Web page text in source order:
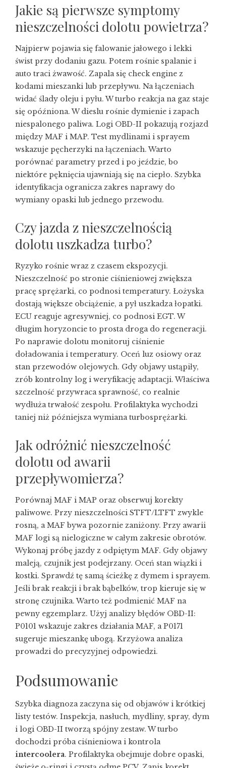
Jakie są pierwsze symptomy
nieszczelności dolotu powietrza?
Najpierw pojawia się falowanie jałowego i lekki
świst przy dodaniu gazu. Potem rośnie spalanie i
auto traci żwawość. Zapala się check engine z
kodami mieszanki lub przepływu. Na łączeniach
widać ślady oleju i pyłu. W turbo reakcja na gaz staje
się opóźniona. W dieslu rośnie dymienie i zapach
niespalonego paliwa. Logi OBD-II pokazują rozjazd
między MAF i MAP. Test mydlinami i sprayem
wskazuje pęcherzyki na łączeniach. Warto
porównać parametry przed i po jeździe, bo
niektóre pęknięcia ujawniają się na ciepło. Szybka
identyfikacja ogranicza zakres naprawy do
wymiany opaski lub jednego przewodu.
Czy jazda z nieszczelnością
dolotu uszkadza turbo?
Ryzyko rośnie wraz z czasem ekspozycji.
Nieszczelność po stronie ciśnieniowej zwiększa
pracę sprężarki, co podnosi temperatury. Łożyska
dostają większe obciążenie, a pył uszkadza łopatki.
ECU reaguje agresywniej, co podnosi EGT. W
długim horyzoncie to prosta droga do regeneracji.
Po naprawie dolotu monitoruj ciśnienie
doładowania i temperatury. Oceń luz osiowy oraz
stan przewodów olejowych. Gdy objawy ustąpiły,
zrób kontrolny log i weryfikację adaptacji. Właściwa
szczelność przywraca sprawność, co realnie
wydłuża trwałość zespołu. Profilaktyka wychodzi
taniej niż późniejsza wymiana turbosprężarki.
Jak odróżnić nieszczelność
dolotu od awarii
przepływomierza?
Porównaj MAF i MAP oraz obserwuj korekty
paliwowe. Przy nieszczelności STFT/LTFT zwykle
rosną, a MAF bywa pozornie zaniżony. Przy awarii
MAF logi są nielogiczne w całym zakresie obrotów.
Wykonaj próbę jazdy z odpiętym MAF. Gdy objawy
maleją, czujnik jest podejrzany. Oceń stan wiązki i
kostki. Sprawdź tę samą ścieżkę z dymem i sprayem.
Jeśli brak reakcji i brak bąbelków, trop kieruje się w
stronę czujnika. Warto też podmienić MAF na
pewny egzemplarz. Użyj analizy błędów OBD-II:
P0101 wskazuje zakres działania MAF, a P0171
sugeruje mieszankę ubogą. Krzyżowa analiza
prowadzi do precyzyjnej odpowiedzi.
Podsumowanie
Szybka diagnoza zaczyna się od objawów i krótkiej
listy testów. Inspekcja, nasłuch, mydliny, spray, dym
i logi OBD-II tworzą spójny zestaw. W turbo
dochodzi próba ciśnieniowa i kontrola
intercoolera. Profilaktyka obejmuje dobre opaski,